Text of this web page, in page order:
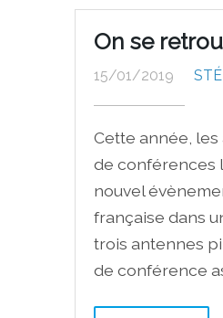
On se
15/01/2019
Cette année, les
de conférences
nouvel
française dans
trois antennes
de conférence